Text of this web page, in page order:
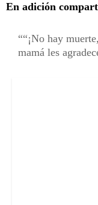
En adición
“¡No hay
mamá les